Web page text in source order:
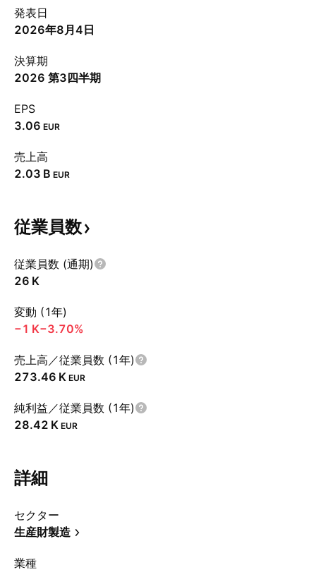
発表日
2026年8月4日
決算期
2026 第3四半期
EPS
3.06 EUR
売上高
‪2.03 B‬ EUR
従業員数
従業員数 (通期)
‪26 K‬
変動 (1年)
‪−1 K‬−3.70%
売上高／従業員数 (1年)
‪273.46 K‬ EUR
純利益／従業員数 (1年)
‪28.42 K‬ EUR
詳細
セクター
生産財製造
業種